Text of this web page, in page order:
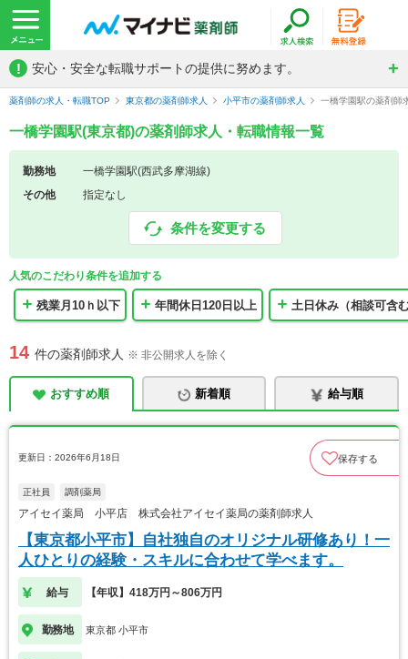
! 安心・安全な転職サポートの提供に努めます。
薬剤師の求人・転職TOP 東京都の薬剤師求人 小平市の薬剤師求人 一橋学園駅の薬剤師
一橋学園駅(東京都)の薬剤師求人・転職情報一覧
勤務地
一橋学園駅(西武多摩湖線)
その他
指定なし
条件を変更する
人気のこだわり条件を追加する
残業月10ｈ以下 年間休日120日以上 土日休み（相談可含
14 件の薬剤師求人 ※ 非公開求人を除く
おすすめ順 新着順 給与順
更新日：2026年6月18日 保存する
正社員 調剤薬局
アイセイ薬局 小平店 株式会社アイセイ薬局の薬剤師求人
【東京都小平市】自社独自のオリジナル研修あり！一
人ひとりの経験・スキルに合わせて学べます。
給与 【年収】418万円～806万円
勤務地 東京都 小平市